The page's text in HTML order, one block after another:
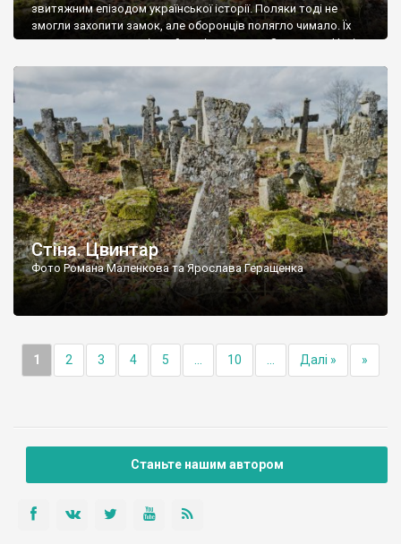
звитяжним епізодом української історії. Поляки тоді не
змогли захопити замок, але оборонців полягло чимало. Їх
поховали на цвинтарі, який тоді називався Замковим. Нині на
ньому чимало хрестів 19 століття, є такі, де епітафії стер […]
Стіна. Цвинтар
Фото Романа Маленкова та Ярослава Геращенка
1 2 3 4 5 10 Далі » »
Станьте нашим автором